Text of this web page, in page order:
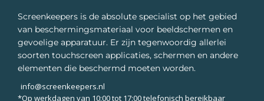
Screenkeepers is de absolute specialist op het gebied
van beschermingsmateriaal voor beeldschermen en
gevoelige apparatuur. Er zijn tegenwoordig allerlei
soorten touchscreen applicaties, schermen en andere
elementen die beschermd moeten worden.
info@screenkeepers.nl
*Op werkdagen van 10:00 tot 17:00 telefonisch bereikbaar